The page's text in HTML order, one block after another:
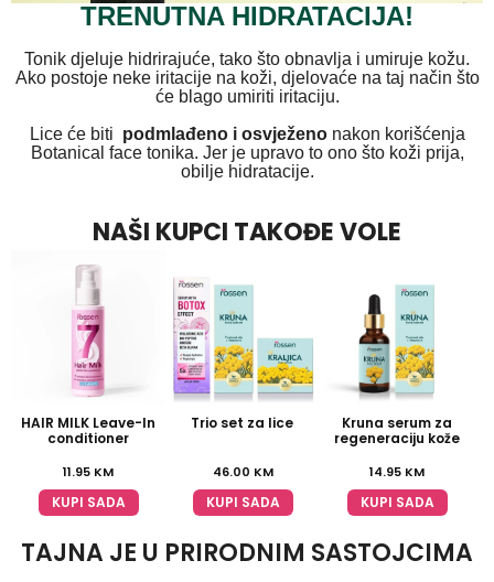
TRENUTNA HIDRATACIJA!
Tonik djeluje hidrirajuće, tako što obnavlja i umiruje kožu.
Ako postoje neke iritacije na koži, djelovaće na taj način što
će blago umiriti iritaciju.
Lice će biti podmlađeno i osvježeno nakon korišćenja
Botanical face tonika. Jer je upravo to ono što koži prija,
obilje hidratacije.
NAŠI KUPCI TAKOĐE VOLE
HAIR MILK Leave-In
conditioner
11.95 KM
KUPI SADA
Trio set za lice
46.00 KM
KUPI SADA
Kruna serum za
regeneraciju kože
14.95 KM
KUPI SADA
TAJNA JE U PRIRODNIM SASTOJCIMA